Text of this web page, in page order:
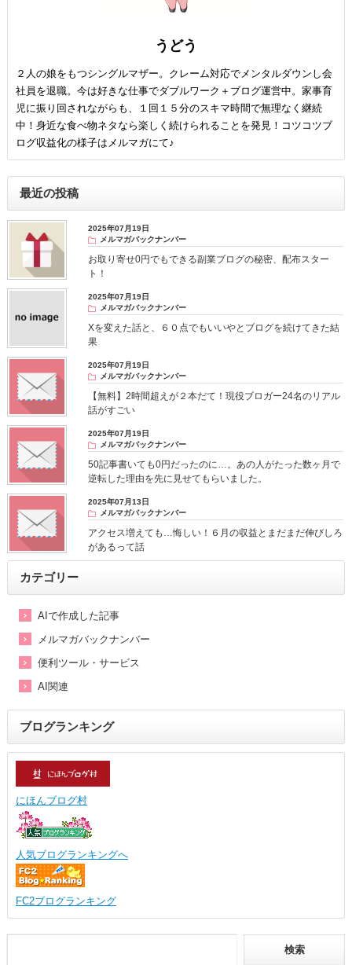
うどう
２人の娘をもつシングルマザー。クレーム対応でメンタルダウンし会
社員を退職。今は好きな仕事でダブルワーク＋ブログ運営中。家事育
児に振り回されながらも、１回１５分のスキマ時間で無理なく継続
中！身近な食べ物ネタなら楽しく続けられることを発見！コツコツブ
ログ収益化の様子はメルマガにて♪
最近の投稿
2025年07月19日
メルマガバックナンバー
お取り寄せ0円でもできる副業ブログの秘密、配布スター
ト！
2025年07月19日
メルマガバックナンバー
Xを変えた話と、６０点でもいいやとブログを続けてきた結
果
2025年07月19日
メルマガバックナンバー
【無料】2時間超えが２本だて！現役ブロガー24名のリアル
話がすごい
2025年07月19日
メルマガバックナンバー
50記事書いても0円だったのに…。あの人がたった数ヶ月で
逆転した理由を先に見せてもらいました。
2025年07月13日
メルマガバックナンバー
アクセス増えても…悔しい！６月の収益とまだまだ伸びしろ
があるって話
カテゴリー
AIで作成した記事
メルマガバックナンバー
便利ツール・サービス
AI関連
ブログランキング
にほんブログ村
人気ブログランキングへ
FC2ブログランキング